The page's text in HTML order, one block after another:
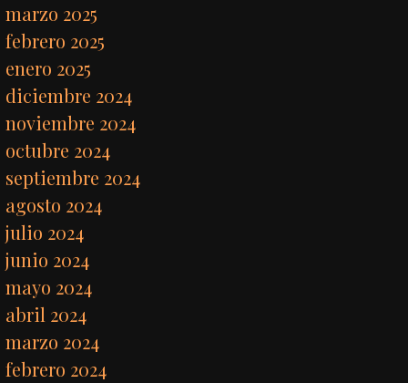
marzo 2025
febrero 2025
enero 2025
diciembre 2024
noviembre 2024
octubre 2024
septiembre 2024
agosto 2024
julio 2024
junio 2024
mayo 2024
abril 2024
marzo 2024
febrero 2024